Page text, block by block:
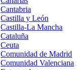
Cantabria
Castilla y León
Castilla-La Mancha
Cataluña
Ceuta
Comunidad de Madrid
Comunidad Valenciana